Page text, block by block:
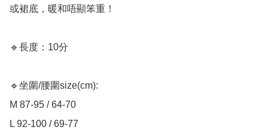
或裙底，暖和唔顯笨重！
🔹長度：10分
🔹坐圍/腰圍size(cm):
M 87-95 / 64-70
L 92-100 / 69-77